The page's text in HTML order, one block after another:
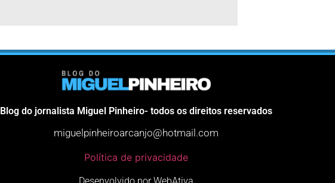
Blog do jornalista Miguel Pinheiro- todos os direitos reservados
miguelpinheiroarcanjo@hotmail.com
Política de privacidade